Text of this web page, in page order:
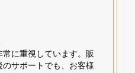
に重視しています。販
サポートでも、お客様